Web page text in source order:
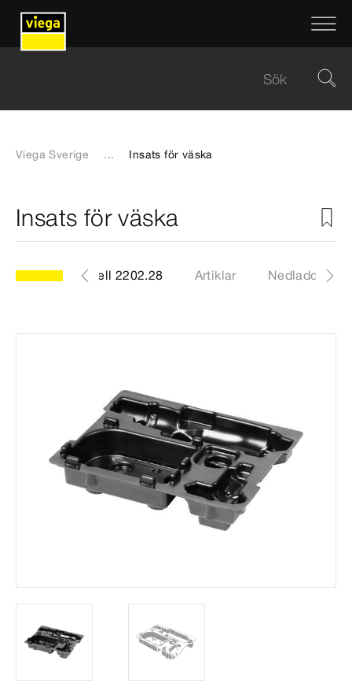
Viega Sverige ... Insats för väska
Insats för väska
Modell 2202.28 Artiklar